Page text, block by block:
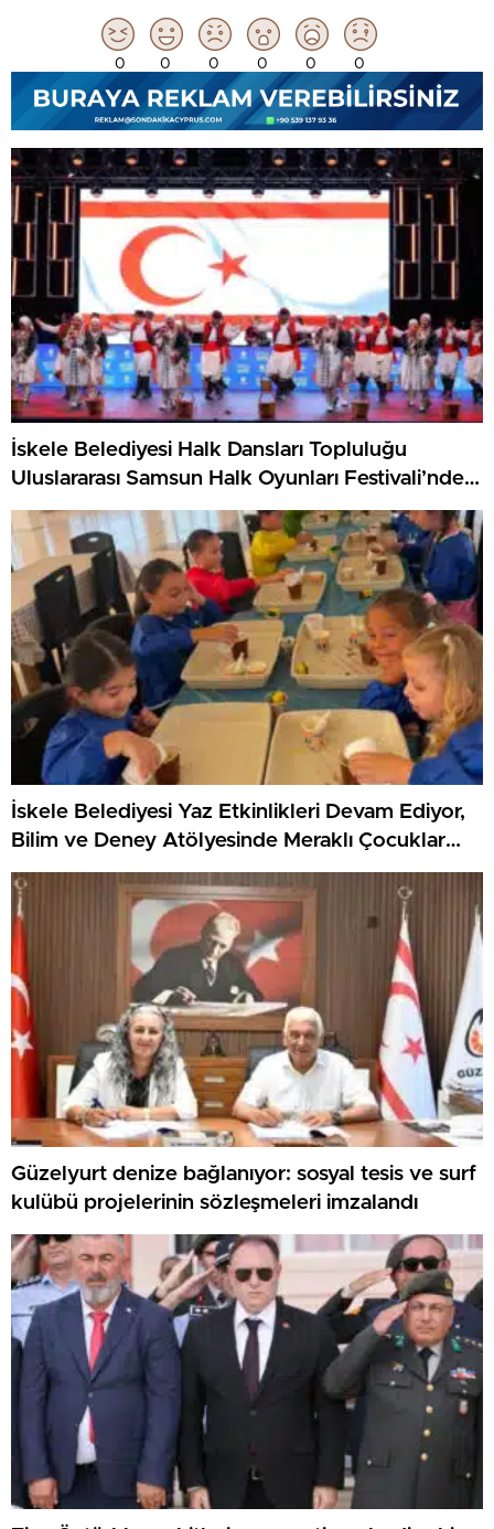
0 0 0 0 0 0
İskele Belediyesi Halk Dansları Topluluğu
Uluslararası Samsun Halk Oyunları Festivali’nde
KKTC’yi Gururla Temsil Ediyor
İskele Belediyesi Yaz Etkinlikleri Devam Ediyor,
Bilim ve Deney Atölyesinde Meraklı Çocuklar
Öne Çıktı
Güzelyurt denize bağlanıyor: sosyal tesis ve surf
kulübü projelerinin sözleşmeleri imzalandı